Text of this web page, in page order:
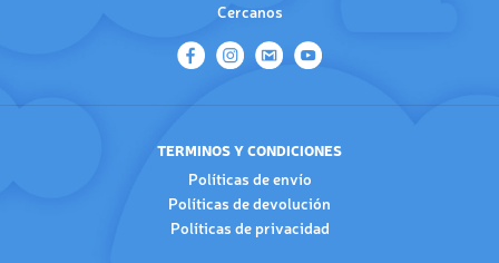
Cercanos
TERMINOS Y CONDICIONES
Políticas de envío
Políticas de devolución
Políticas de privacidad